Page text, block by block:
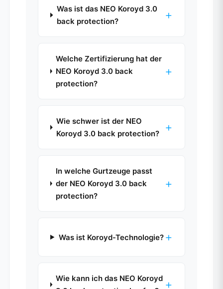
Was ist das NEO Koroyd 3.0
back protection?
+
Welche Zertifizierung hat der
NEO Koroyd 3.0 back
protection?
+
Wie schwer ist der NEO
Koroyd 3.0 back protection?
+
In welche Gurtzeuge passt
der NEO Koroyd 3.0 back
protection?
+
Was ist Koroyd-Technologie? +
Wie kann ich das NEO Koroyd +